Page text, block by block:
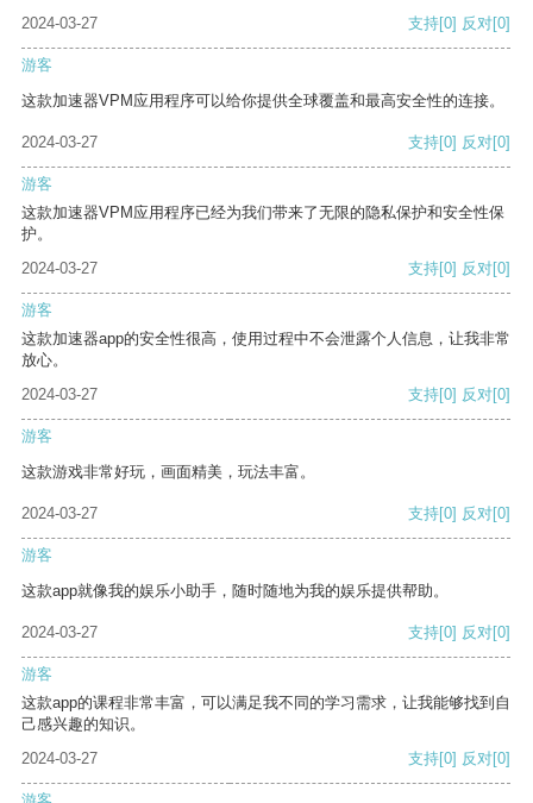
2024-03-27
支持[0] 反对[0]
游客
这款加速器VPM应用程序可以给你提供全球覆盖和最高安全性的连接。
2024-03-27 支持[0] 反对[0]
游客
这款加速器VPM应用程序已经为我们带来了无限的隐私保护和安全性保
护。
2024-03-27
支持[0] 反对[0]
游客
这款加速器app的安全性很高，使用过程中不会泄露个人信息，让我非常
放心。
2024-03-27
支持[0] 反对[0]
游客
这款游戏非常好玩，画面精美，玩法丰富。
2024-03-27 支持[0] 反对[0]
游客
这款app就像我的娱乐小助手，随时随地为我的娱乐提供帮助。
2024-03-27 支持[0] 反对[0]
游客
这款app的课程非常丰富，可以满足我不同的学习需求，让我能够找到自
己感兴趣的知识。
2024-03-27
支持[0] 反对[0]